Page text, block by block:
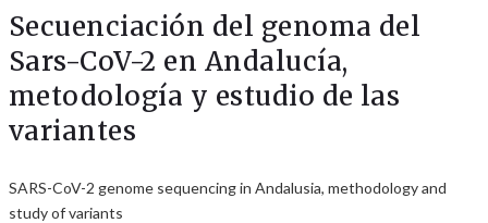
Secuenciación del genoma del
Sars-CoV-2 en Andalucía,
metodología y estudio de las
variantes
SARS-CoV-2 genome sequencing in Andalusia, methodology and
study of variants